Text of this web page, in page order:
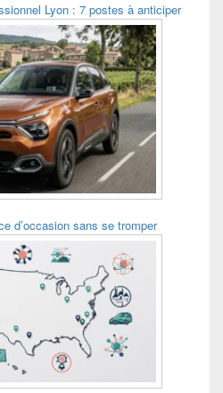
Lyon : 7 postes à anticiper
d’occasion sans se tromper